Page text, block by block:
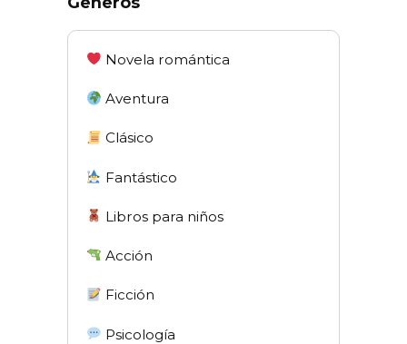
Novela romántica
Aventura
Clásico
Fantástico
Libros para niños
Acción
Ficción
Psicología